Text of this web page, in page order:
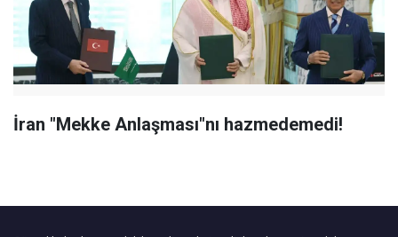
İran "Mekke Anlaşması"nı hazmedemedi!